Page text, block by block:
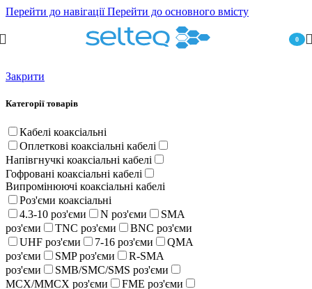
Перейти до навігаціїПерейти до основного вмісту
0
Закрити
Категорії товарів
Кабелі коаксіальні
Оплеткові коаксіальні кабелі
Напівгнучкі коаксіальні кабелі
Гофровані коаксіальні кабелі
Випромінюючі коаксіальні кабелі
Роз'єми коаксіальні
4.3-10 роз'єми
N роз'єми
SMA
роз'єми
TNC роз'єми
BNC роз'єми
UHF роз'єми
7-16 роз'єми
QMA
роз'єми
SMP роз'єми
R-SMA
роз'єми
SMB/SMC/SMS роз'єми
MCX/MMCX роз'єми
FME роз'єми